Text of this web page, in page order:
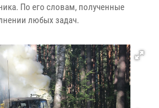
По его словам, полученные
любых задач.